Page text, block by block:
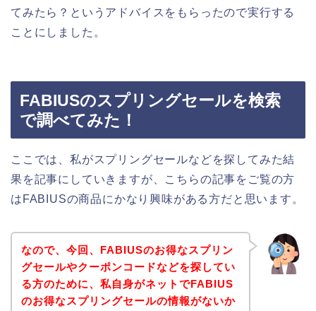
てみたら？というアドバイスをもらったので実行する
ことにしました。
FABIUSのスプリングセールを検索
で調べてみた！
ここでは、私がスプリングセールなどを探してみた結
果を記事にしていきますが、こちらの記事をご覧の方
はFABIUSの商品にかなり興味がある方だと思います。
なので、今回、FABIUSのお得なスプリン
グセールやクーポンコードなどを探してい
る方のために、私自身がネットでFABIUS
のお得なスプリングセールの情報がないか